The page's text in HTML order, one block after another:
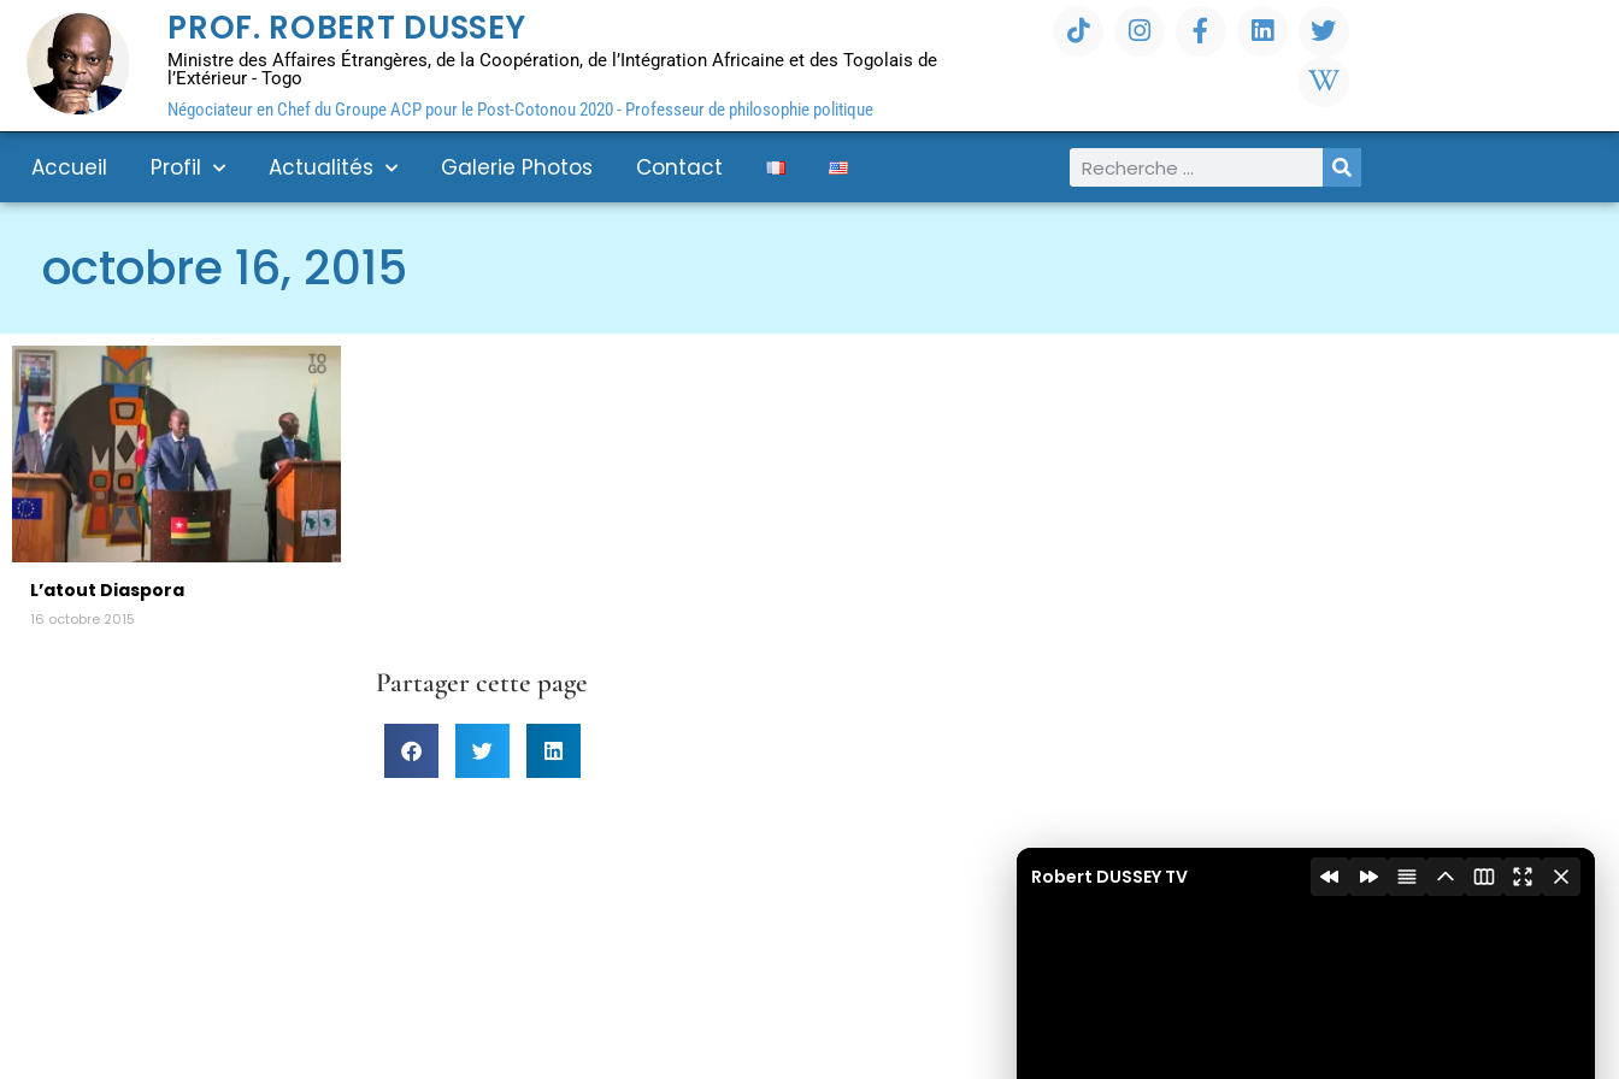
PROF. ROBERT DUSSEY
Ministre des Affaires Étrangères, de la Coopération, de l’Intégration Africaine et des Togolais de
l’Extérieur - Togo
Négociateur en Chef du Groupe ACP pour le Post-Cotonou 2020 - Professeur de philosophie politique
Accueil Profil Actualités Galerie Photos Contact
octobre 16, 2015
L’atout Diaspora
16 octobre 2015
Partager cette page
Robert DUSSEY TV